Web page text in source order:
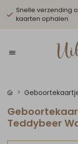
Snelle verzending
kaarten ophalen
Teddybeer